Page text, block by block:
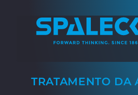
TRATAMENTO DA